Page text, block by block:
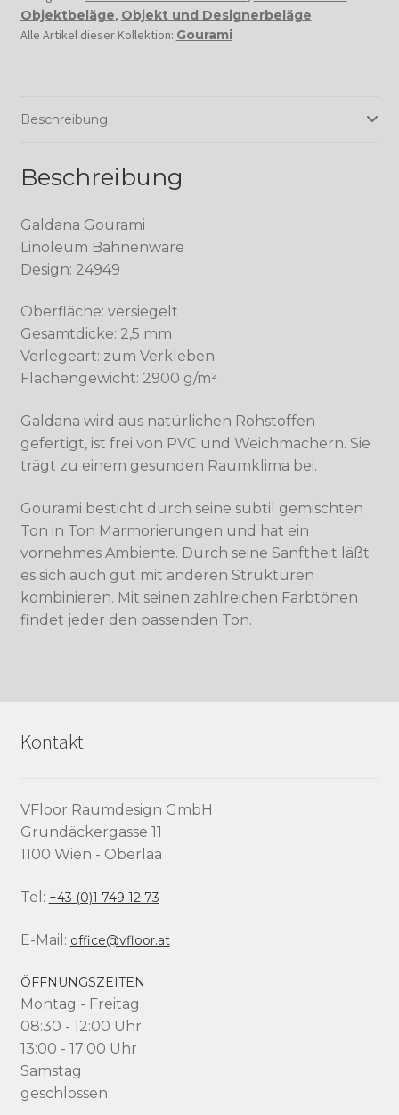
Objektbeläge, Objekt und Designerbeläge
Alle Artikel dieser Kollektion: Gourami
Beschreibung
Beschreibung
Galdana Gourami
Linoleum Bahnenware
Design: 24949
Oberfläche: versiegelt
Gesamtdicke: 2,5 mm
Verlegeart: zum Verkleben
Flächengewicht: 2900 g/m²
Galdana wird aus natürlichen Rohstoffen
gefertigt, ist frei von PVC und Weichmachern. Sie
trägt zu einem gesunden Raumklima bei.
Gourami besticht durch seine subtil gemischten
Ton in Ton Marmorierungen und hat ein
vornehmes Ambiente. Durch seine Sanftheit läßt
es sich auch gut mit anderen Strukturen
kombinieren. Mit seinen zahlreichen Farbtönen
findet jeder den passenden Ton.
Kontakt
VFloor Raumdesign GmbH
Grundäckergasse 11
1100 Wien - Oberlaa
Tel: +43 (0)1 749 12 73
E-Mail: office@vfloor.at
ÖFFNUNGSZEITEN
Montag - Freitag
08:30 - 12:00 Uhr
13:00 - 17:00 Uhr
Samstag
geschlossen